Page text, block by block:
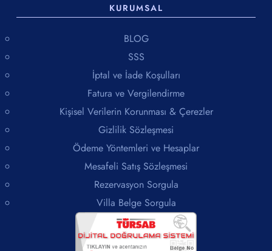
KURUMSAL
BLOG
SSS
İptal ve İade Koşulları
Fatura ve Vergilendirme
Kişisel Verilerin Korunması & Çerezler
Gizlilik Sözleşmesi
Ödeme Yöntemleri ve Hesaplar
Mesafeli Satış Sözleşmesi
Rezervasyon Sorgula
Villa Belge Sorgula